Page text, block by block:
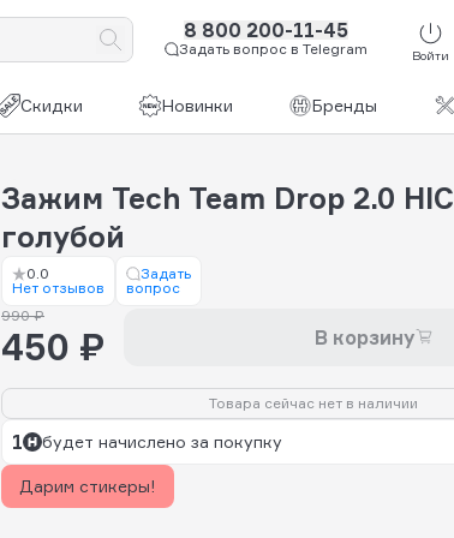
8 800 200-11-45
Задать вопрос в Telegram Войти
Скидки Новинки Бренды
Зажим Tech Team Drop 2.0 HIC
голубой
0.0
Нет отзывов
Задать
вопрос
990 ₽
450 ₽ В корзину
Товара сейчас нет в наличии
1 будет начислено за покупку
Дарим стикеры!